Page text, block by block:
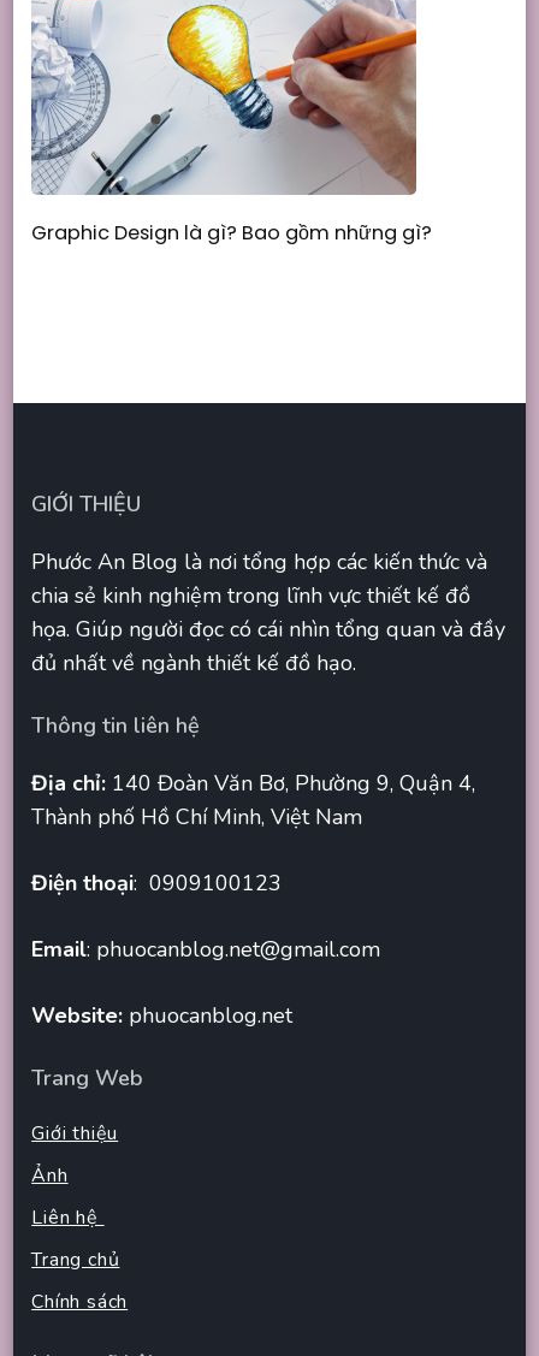
Graphic Design là gì? Bao gồm những gì?
GIỚI THIỆU
Phước An Blog là nơi tổng hợp các kiến thức và
chia sẻ kinh nghiệm trong lĩnh vực thiết kế đồ
họa. Giúp người đọc có cái nhìn tổng quan và đầy
đủ nhất về ngành thiết kế đồ hạo.
Thông tin liên hệ
Địa chỉ: 140 Đoàn Văn Bơ, Phường 9, Quận 4,
Thành phố Hồ Chí Minh, Việt Nam
Điện thoại: 0909100123
Email: phuocanblog.net@gmail.com
Website: phuocanblog.net
Trang Web
Giới thiệu
Ảnh
Liên hệ
Trang chủ
Chính sách